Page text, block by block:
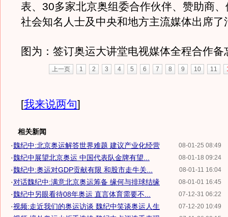
表、30多家北京奥组委合作伙伴、赞助商
社会知名人士及中央和地方主流媒体出席了
图为：签订奥运大讲堂电视媒体全程合作备
上一页 1 2 3 4 5 6 7 8 9 10 11
[我来说两句]
相关新闻
08-01-25 08:49
·魏纪中:北京奥运解答世界难题 建议产业化经营
08-01-18 09:24
·魏纪中展望北京奥运 中国代表队金牌有望...
08-01-11 16:04
·魏纪中:奥运对GDP贡献有限 和股市走牛关...
08-01-01 16:45
·对话魏纪中:满意北京奥运筹备 缘何与排球结缘
07-12-31 06:22
·魏纪中另眼看待08年奥运 直言体育需要不...
07-12-20 10:49
·视频:走近我们的奥运访谈 魏纪中笑谈奥运人生